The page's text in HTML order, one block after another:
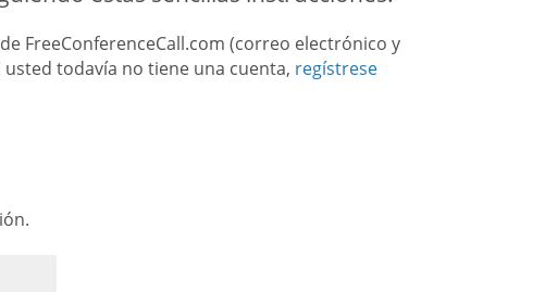
FreeConferenceCall.com (correo electrónico y
todavía no tiene una cuenta, regístrese